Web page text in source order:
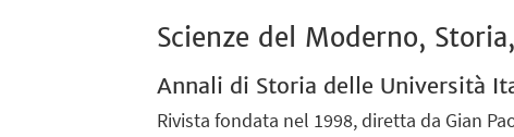
Scienze del Moderno,
Annali di Storia delle Università
Rivista fondata nel 1998, diretta da Gian